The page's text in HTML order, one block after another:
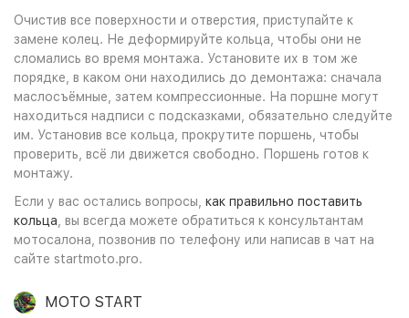
Очистив все поверхности и отверстия, приступайте к
замене колец. Не деформируйте кольца, чтобы они не
сломались во время монтажа. Установите их в том же
порядке, в каком они находились до демонтажа: сначала
маслосъёмные, затем компрессионные. На поршне могут
находиться надписи с подсказками, обязательно следуйте
им. Установив все кольца, прокрутите поршень, чтобы
проверить, всё ли движется свободно. Поршень готов к
монтажу.
Если у вас остались вопросы, как правильно поставить
кольца , вы всегда можете обратиться к консультантам
мотосалона, позвонив по телефону или написав в чат на
сайте startmoto.pro.
MOTO START